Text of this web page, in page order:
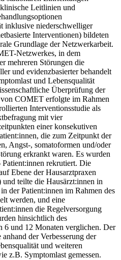
Leitlinien und
inklusive niederschwelliger
Interventionen) bildeten
Grundlage der Netzwerkarbeit.
Netzwerkes, in dem
mehreren Störungen die
und evidenzbasierter behandelt
und Lebensqualität
Überprüfung der
COMET erfolgte im Rahmen
Interventionsstudie als
mit vier
einer konsekutiven
die zum Zeitpunkt der
Angst-, somatoformen und/oder
erkrankt waren. Es wurden
rekrutiert. Die
Ebene der Hausarztpraxen
teilte die Hausärzt:innen in
der Patient:innen im Rahmen des
werden, und eine
die Regelversorgung
hinsichtlich des
6 und 12 Monaten verglichen. Der
der Verbesserung der
und weiteren
z.B. Symptomlast gemessen.